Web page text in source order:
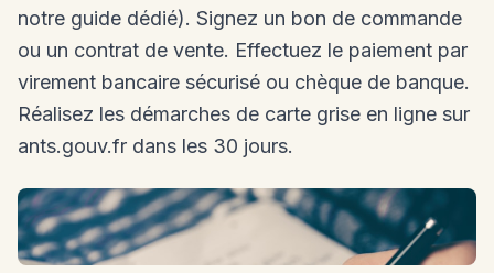
notre guide dédié). Signez un bon de commande
ou un contrat de vente. Effectuez le paiement par
virement bancaire sécurisé ou chèque de banque.
Réalisez les démarches de carte grise en ligne sur
ants.gouv.fr dans les 30 jours.